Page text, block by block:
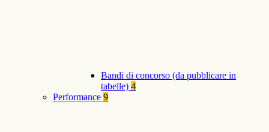
Bandi di concorso (da pubblicare in
tabelle) 4
Performance 9